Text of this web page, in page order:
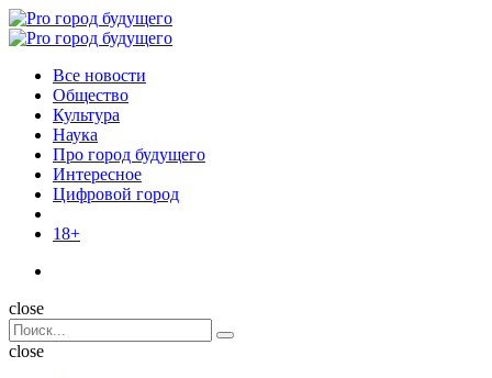
Menu
Поиск
Menu
Pro
Все новости
Общество
Культура
Наука
Про город будущего
Интересное
Цифровой город
18+
Поиск
close
Search
for:
Поиск
close